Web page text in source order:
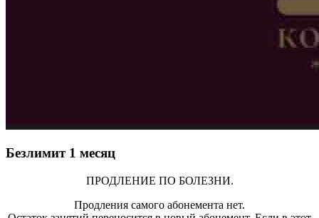
Безлимит 1 месяц
ПРОДЛЕНИЕ ПО БОЛЕЗНИ.
Продления самого абонемента нет.